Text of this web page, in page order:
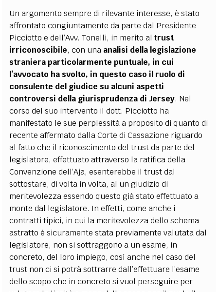
Un argomento sempre di rilevante interesse, è stato
affrontato congiuntamente da parte dal Presidente
Picciotto e dell’Avv. Tonelli, in merito al trust
irriconoscibile, con una analisi della legislazione
straniera particolarmente puntuale, in cui
l’avvocato ha svolto, in questo caso il ruolo di
consulente del giudice su alcuni aspetti
controversi della giurisprudenza di Jersey. Nel
corso del suo intervento il dott. Picciotto ha
manifestato le sue perplessità a proposito di quanto di
recente affermato dalla Corte di Cassazione riguardo
al fatto che il riconoscimento del trust da parte del
legislatore, effettuato attraverso la ratifica della
Convenzione dell’Aja, esenterebbe il trust dal
sottostare, di volta in volta, al un giudizio di
meritevolezza essendo questo già stato effettuato a
monte dal legislatore. In effetti, come anche i
contratti tipici, in cui la meritevolezza dello schema
astratto è sicuramente stata previamente valutata dal
legislatore, non si sottraggono a un esame, in
concreto, del loro impiego, così anche nel caso del
trust non ci si potrà sottrarre dall’effettuare l’esame
dello scopo che in concreto si vuol perseguire per